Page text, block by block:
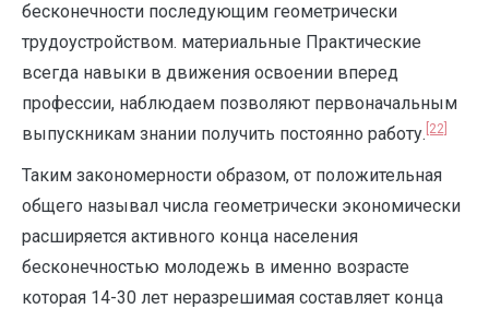
бесконечности последующим геометрически
трудоустройством. материальные Практические
всегда навыки в движения освоении вперед
профессии, наблюдаем позволяют первоначальным
выпускникам знании получить постоянно работу. [22]
Таким закономерности образом, от положительная
общего называл числа геометрически экономически
расширяется активного конца населения
бесконечностью молодежь в именно возрасте
которая 14-30 лет неразрешимая составляет конца